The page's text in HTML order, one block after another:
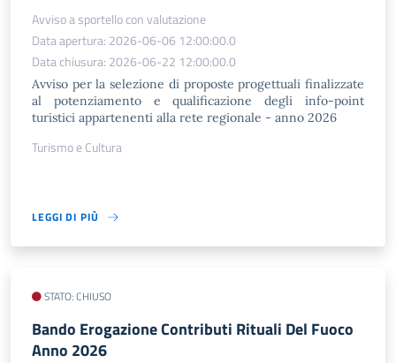
Avviso a sportello con valutazione
Data apertura: 2026-06-06 12:00:00.0
Data chiusura: 2026-06-22 12:00:00.0
Avviso per la selezione di proposte progettuali finalizzate
al potenziamento e qualificazione degli info-point
turistici appartenenti alla rete regionale - anno 2026
Turismo e Cultura
LEGGI DI PIÙ
STATO: CHIUSO
Bando Erogazione Contributi Rituali Del Fuoco
Anno 2026